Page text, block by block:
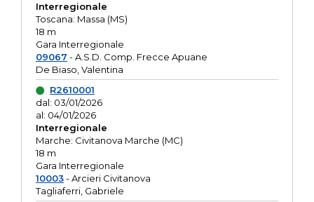
Interregionale
Toscana: Massa (MS)
18 m
Gara Interregionale
09067 - A.S.D. Comp. Frecce Apuane
De Biaso, Valentina
R2610001
dal: 03/01/2026
al: 04/01/2026
Interregionale
Marche: Civitanova Marche (MC)
18 m
Gara Interregionale
10003- Arcieri Civitanova
Tagliaferri, Gabriele